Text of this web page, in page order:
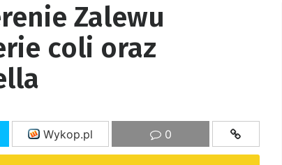
Zalewu
coli oraz
Wykop.pl 0